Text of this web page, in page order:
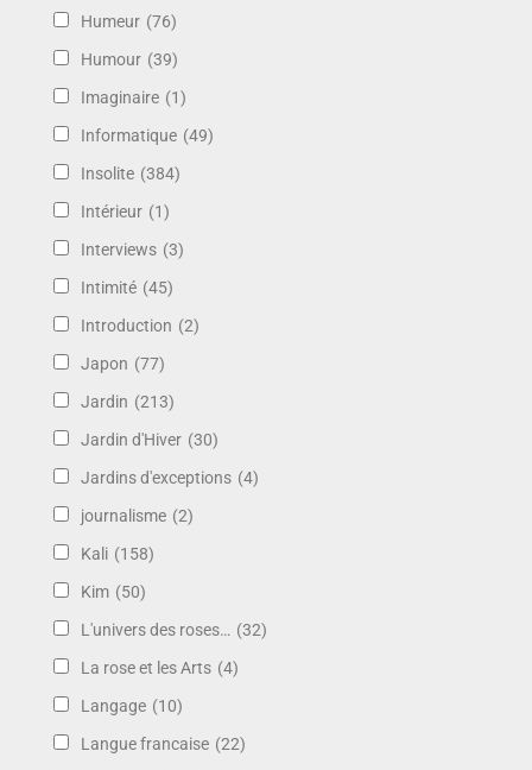
Humeur (76)
Humour (39)
Imaginaire (1)
Informatique (49)
Insolite (384)
Intérieur (1)
Interviews (3)
Intimité (45)
Introduction (2)
Japon (77)
Jardin (213)
Jardin d'Hiver (30)
Jardins d'exceptions (4)
journalisme (2)
Kali (158)
Kim (50)
L'univers des roses… (32)
La rose et les Arts (4)
Langage (10)
Langue francaise (22)